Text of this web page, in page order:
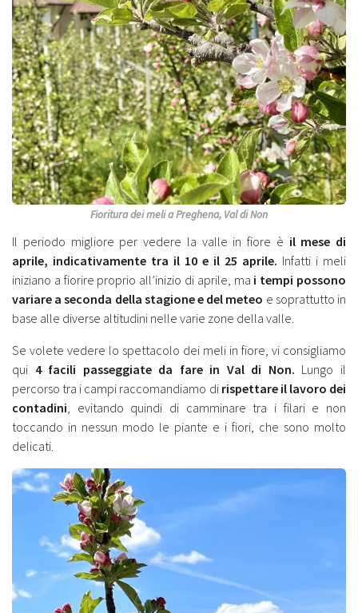
Fioritura dei meli a Preghena, Val di Non
Il periodo migliore per vedere la valle in fiore è il mese di
aprile, indicativamente tra il 10 e il 25 aprile. Infatti i meli
iniziano a fiorire proprio all’inizio di aprile, ma i tempi possono
variare a seconda della stagione e del meteo e soprattutto in
base alle diverse altitudini nelle varie zone della valle.
Se volete vedere lo spettacolo dei meli in fiore, vi consigliamo
qui 4 facili passeggiate da fare in Val di Non. Lungo il
percorso tra i campi raccomandiamo di rispettare il lavoro dei
contadini, evitando quindi di camminare tra i filari e non
toccando in nessun modo le piante e i fiori, che sono molto
delicati.